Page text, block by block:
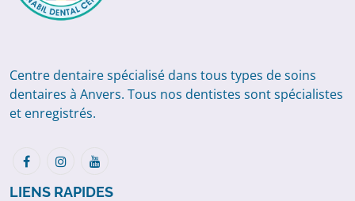
Centre dentaire spécialisé dans tous types de soins
dentaires à Anvers. Tous nos dentistes sont spécialistes
et enregistrés.
LIENS RAPIDES